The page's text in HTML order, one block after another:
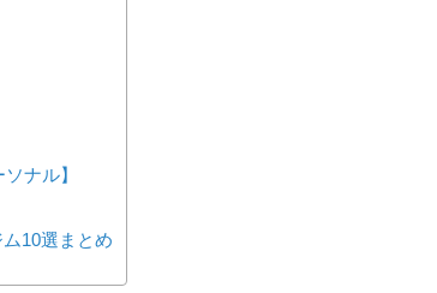
ナル】
10選まとめ